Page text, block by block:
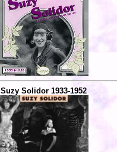
Suzy Solidor 1933-1952